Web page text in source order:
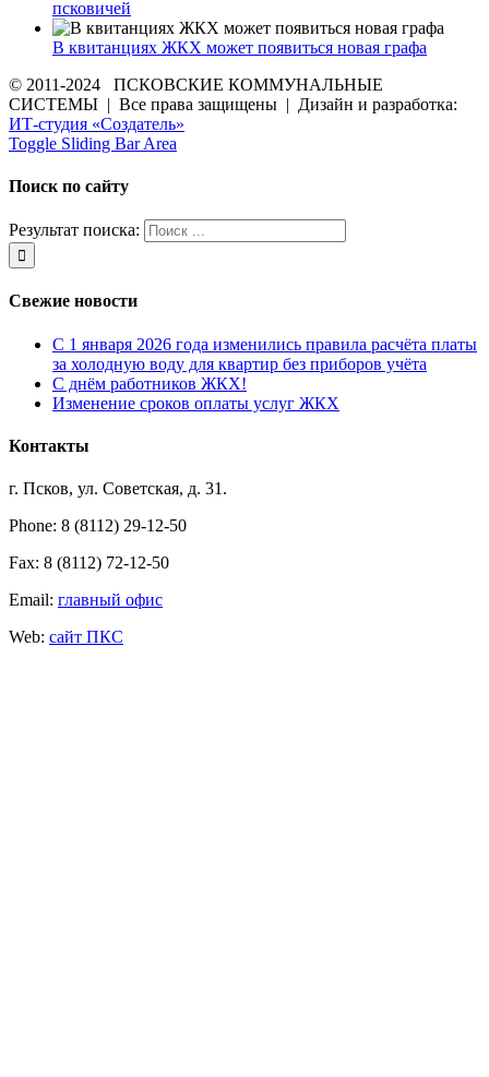
псковичей
В квитанциях ЖКХ может появиться новая графа
© 2011-2024 ПСКОВСКИЕ КОММУНАЛЬНЫЕ
СИСТЕМЫ | Все права защищены | Дизайн и разработка:
ИТ-студия «Создатель»
Toggle Sliding Bar Area
Поиск по сайту
Результат поиска:
Свежие новости
С 1 января 2026 года изменились правила расчёта платы
за холодную воду для квартир без приборов учёта
С днём работников ЖКХ!
Изменение сроков оплаты услуг ЖКХ
Контакты
г. Псков, ул. Советская, д. 31.
Phone: 8 (8112) 29-12-50
Fax: 8 (8112) 72-12-50
Email: главный офис
Web: сайт ПКС